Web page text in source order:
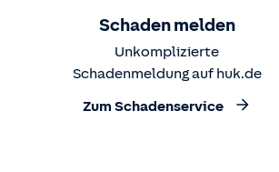
Schaden melden
Unkomplizierte
Schadenmeldung auf huk.de
Zum Schadenservice